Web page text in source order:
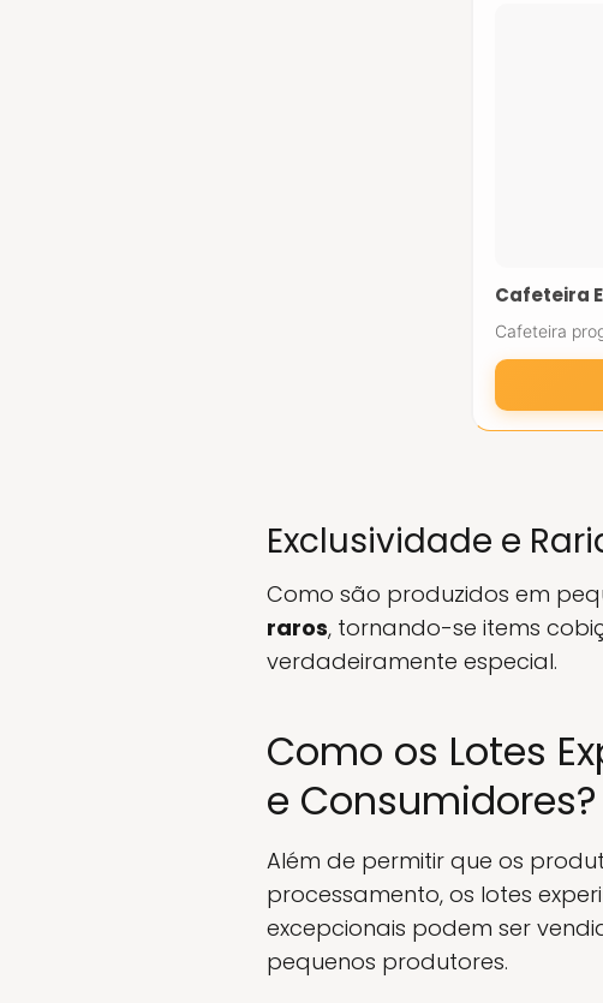
Cafeteira
Cafeteira
Exclusividade e
Como são produzidos em
raros, tornando-se items
verdadeiramente especial.
Como os Lotes
e Consumidores?
Além de permitir que os
processamento, os lotes
excepcionais podem ser
pequenos produtores.